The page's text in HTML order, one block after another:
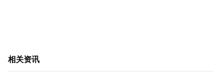
相关资讯